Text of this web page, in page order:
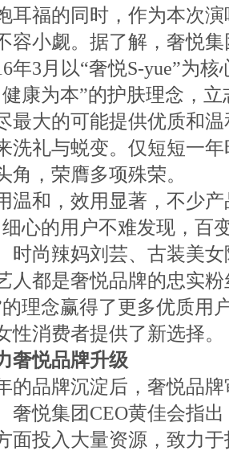
福的同时，作为本次演
容小觑。据了解，奢悦
年3月以“奢悦S-yue”为
康为本”的护肤理念，
最大的可能提供优质和
洗礼与蜕变。仅短短一
角，荣膺多项殊荣。
和，效用显著，不少产
心的用户不难发现，百
时尚辣妈刘芸、古装美
人都是奢悦品牌的忠实
理念赢得了更多优质用
性消费者提供了新选择。
悦品牌升级
品牌沉淀后，奢悦品牌
奢悦集团CEO黄佳会指
面投入大量资源，致力